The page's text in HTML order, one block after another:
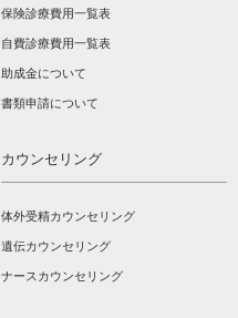
保険診療費用一覧表
自費診療費用一覧表
助成金について
書類申請について
カウンセリング
体外受精カウンセリング
遺伝カウンセリング
ナースカウンセリング